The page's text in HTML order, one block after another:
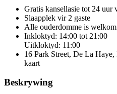
Gratis kansellasie tot 24 uur
Slaapplek vir 2 gaste
Alle ouderdomme is welkom
Inkloktyd: 14:00 tot 21:00
Uitkloktyd: 11:00
16 Park Street, De La
kaart
Beskrywing